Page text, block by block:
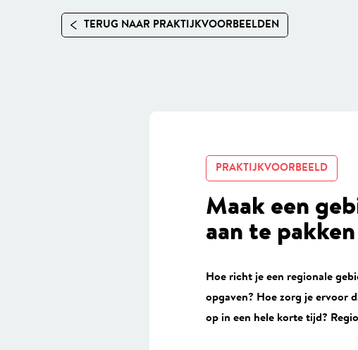
TERUG NAAR PRAKTIJKVOORBEELDEN
PRAKTIJKVOORBEELD
Maak een
aan te
Hoe richt je een regionale
opgaven? Hoe zorg je ervoor
op in een hele korte tijd?